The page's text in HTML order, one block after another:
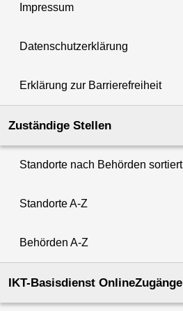
Impressum
Datenschutzerklärung
Erklärung zur Barrierefreiheit
Zuständige Stellen
Standorte nach Behörden sortiert
Standorte A-Z
Behörden A-Z
IKT-Basisdienst OnlineZugänge